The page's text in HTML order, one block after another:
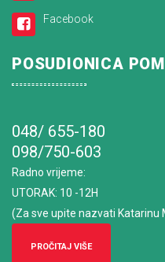
Facebook
POSUDIONICA
048/ 655-180
098/750-603
Radno vrijeme:
UTORAK: 10 -12H
(Za sve upite nazvati Katarinu
PROČITAJ VIŠE